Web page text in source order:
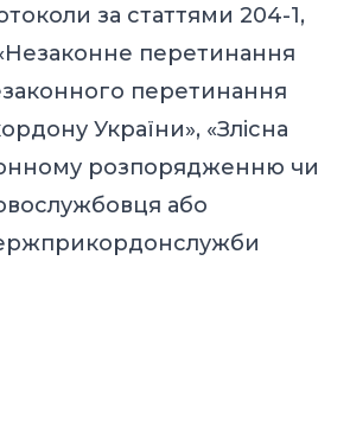
за статтями 204-1,
перетинання
перетинання
України», «Злісна
розпорядженню чи
або